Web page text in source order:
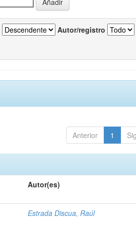
Autor/registro
Anterior 1
Autor(es)
Estrada Discua, Raúl